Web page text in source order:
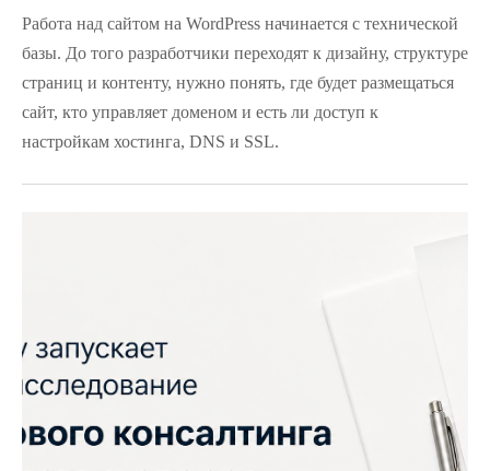
Работа над сайтом на WordPress начинается с технической
базы. До того разработчики переходят к дизайну, структуре
страниц и контенту, нужно понять, где будет размещаться
сайт, кто управляет доменом и есть ли доступ к
настройкам хостинга, DNS и SSL.